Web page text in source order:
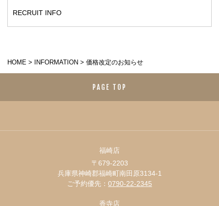
RECRUIT INFO
HOME > INFORMATION > 価格改定のお知らせ
PAGE TOP
福崎店
〒679-2203
兵庫県神崎郡福崎町南田原3134-1
ご予約優先： 0790-22-2345
香寺店